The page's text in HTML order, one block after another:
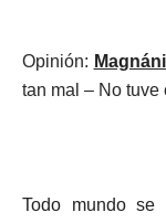
Opinión:
tan mal – No tuve
Todo mundo